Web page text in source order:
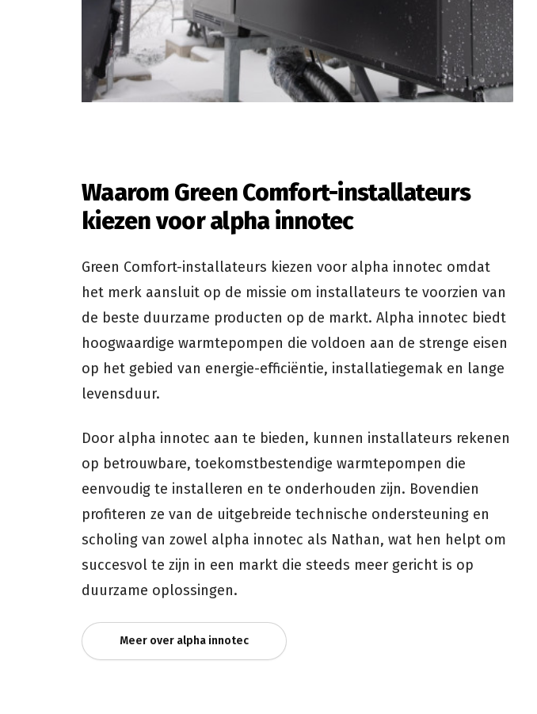
Waarom Green Comfort-installateurs
kiezen voor alpha innotec
Green Comfort-installateurs kiezen voor alpha innotec omdat
het merk aansluit op de missie om installateurs te voorzien van
de beste duurzame producten op de markt. Alpha innotec biedt
hoogwaardige warmtepompen die voldoen aan de strenge eisen
op het gebied van energie-efficiëntie, installatiegemak en lange
levensduur.
Door alpha innotec aan te bieden, kunnen installateurs rekenen
op betrouwbare, toekomstbestendige warmtepompen die
eenvoudig te installeren en te onderhouden zijn. Bovendien
profiteren ze van de uitgebreide technische ondersteuning en
scholing van zowel alpha innotec als Nathan, wat hen helpt om
succesvol te zijn in een markt die steeds meer gericht is op
duurzame oplossingen.
Meer over alpha innotec